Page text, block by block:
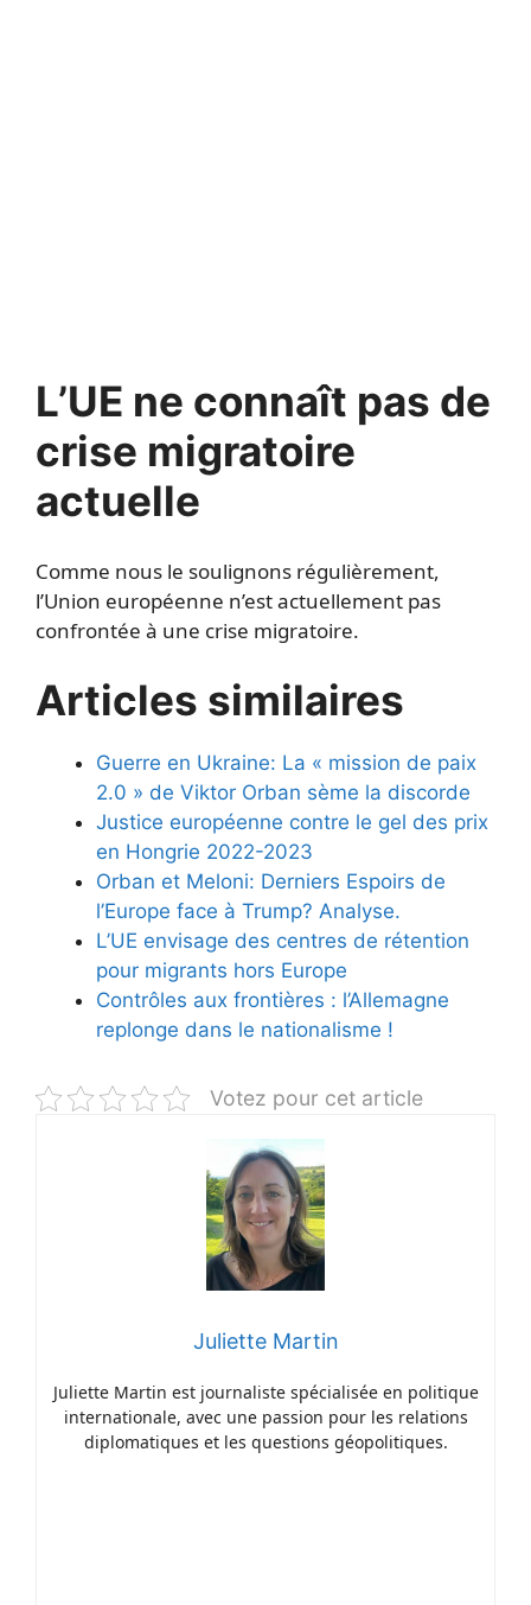
L’UE ne connaît pas de
crise migratoire
actuelle
Comme nous le soulignons régulièrement,
l’Union européenne n’est actuellement pas
confrontée à une crise migratoire.
Articles similaires
Guerre en Ukraine: La « mission de paix
2.0 » de Viktor Orban sème la discorde
Justice européenne contre le gel des prix
en Hongrie 2022-2023
Orban et Meloni: Derniers Espoirs de
l’Europe face à Trump? Analyse.
L’UE envisage des centres de rétention
pour migrants hors Europe
Contrôles aux frontières : l’Allemagne
replonge dans le nationalisme !
Votez pour cet article
Juliette Martin
Juliette Martin est journaliste spécialisée en politique
internationale, avec une passion pour les relations
diplomatiques et les questions géopolitiques.